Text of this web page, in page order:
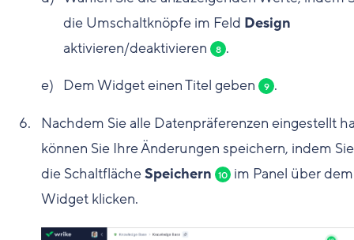
die Umschaltknöpfe im Feld Design
aktivieren/deaktivieren
8 .
Dem Widget einen Titel geben
9 .
Nachdem Sie alle Datenpräferenzen eingestellt
können Sie Ihre Änderungen speichern, indem
die SchaltflächeSpeichern 10 im Panel über dem
Widget klicken.